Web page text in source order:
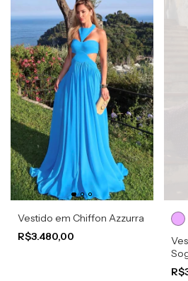
Vestido em Chiffon Azzurra
R$3.480,00